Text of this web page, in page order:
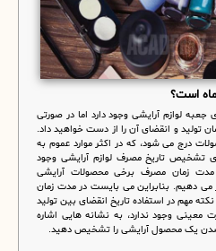
ماه است؟
لوازم آرایشی وجود دارد اما در صورتی
تولید و انقضای آن را از دست خواهید داد.
درج می شود، که در اکثر موارد عموم به
تشخیص تاریخ مصرف لوازم آرایشی وجود
مدت زمان مصرف برخی محصولات آرایشی
می دهیم. بنابراین می بایست در مدت زمان
مهم در استفاده تاریخ انقضای بین تولید
وجود ندارد، به نشانه هایی اشاره
شدن یک محصول آرایشی را تشخیص دهید.